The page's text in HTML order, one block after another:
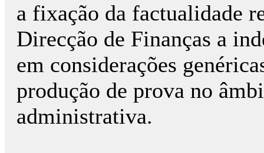
a fixação da factualidade
Direcção de Finanças a
em considerações
produção de prova no
administrativa.